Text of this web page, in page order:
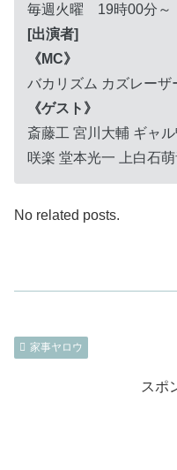
毎週火曜 19時00分～
[出演者]
《MC》
バカリズム カズレーザ
《ゲスト》
斎藤工 宮川大輔 ギャ
咲楽 堂本光一 上白石
No related posts.
家事ヤロウ
スポ